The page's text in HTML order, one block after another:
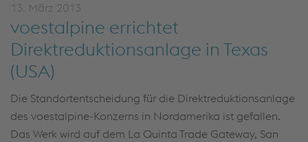
13. März 2013
voestalpine errichtet
Direktreduktionsanlage in Texas
(USA)
Die Standortentscheidung für die Direktreduktionsanlage
des voestalpine-Konzerns in Nordamerika ist gefallen.
Das Werk wird auf dem La Quinta Trade Gateway, San